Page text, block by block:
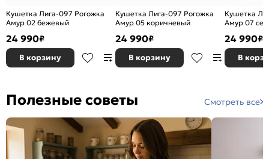
Кушетка Лига-097 Рогожка
Амур 02 бежевый
24 990₽
В корзину
Кушетка Лига-097 Рогожка
Амур 05 коричневый
24 990₽
В корзину
Кушетка
Амур 07
24 990₽
В
Полезные советы Смотреть все